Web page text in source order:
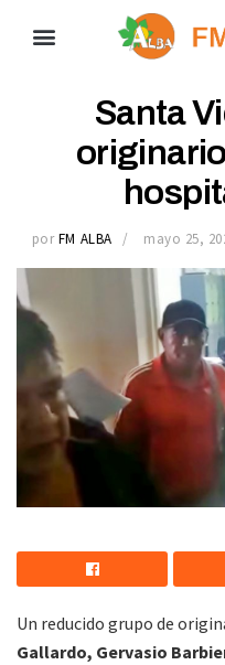
Santa
por FM ALBA mayo 25,
Un reducido grupo de
Gallardo, Gervasio